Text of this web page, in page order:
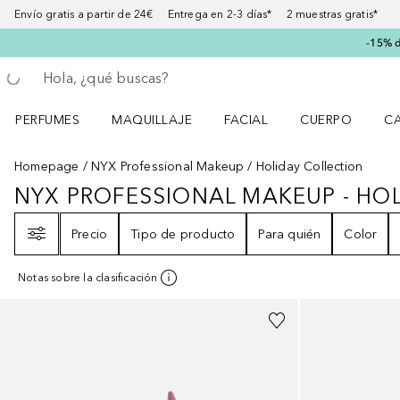
Envío gratis a partir de 24€ Entrega en 2-3 días* 2 muestras gratis*
-15%
Regresar
Ejecutar búsqueda
PERFUMES
MAQUILLAJE
FACIAL
CUERPO
Homepage
NYX Professional Makeup Holiday Collection
NYX PROFESSIONAL MAKEUP -
NYX PROFESSIONAL MAKEUP -
Precio
Tipo de producto Para quién Color
Notas sobre la clasificación
+ 1